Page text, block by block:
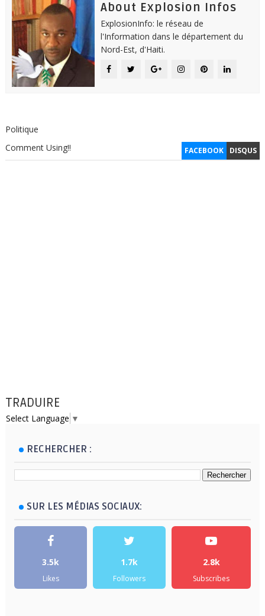
About Explosion Infos
ExplosionInfo: le réseau de
l'Information dans le département du
Nord-Est, d'Haiti.
Politique
FACEBOOK DISQUS
Comment Using!!
TRADUIRE
Select Language ▼
RECHERCHER :
SUR LES MÉDIAS SOCIAUX:
3.5k
Likes
1.7k
Followers
2.8k
Subscribes